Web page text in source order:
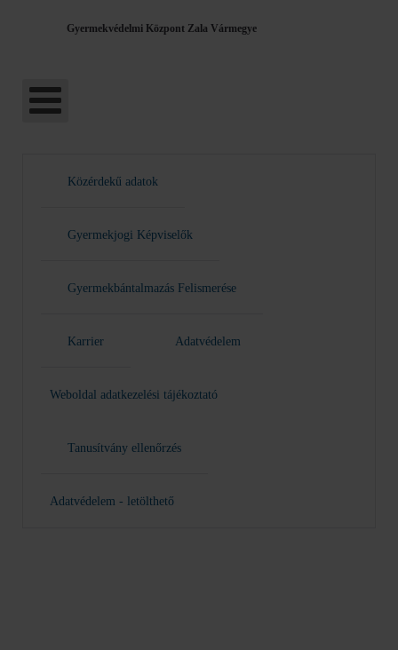
Gyermekvédelmi Központ Zala Vármegye
Közérdekű adatok
Gyermekjogi Képviselők
Gyermekbántalmazás Felismerése
Karrier Adatvédelem
Weboldal adatkezelési tájékoztató
Tanusítvány ellenőrzés
Adatvédelem - letölthető